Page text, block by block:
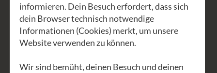
Universelle Stimmführung ist seit über
20 Jahren eine bewährte Basis für
professionelle und amateur-
SprecherInnen ) weltweit –
informieren. Dein Besuch erfordert, dass sich
dein Browser technisch notwendige
Informationen (Cookies) merkt, um unsere
Website verwenden zu können.
Wir sind bemüht, deinen Besuch und deinen